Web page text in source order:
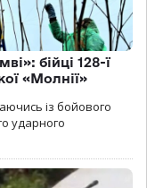
бійці 128-ї
«Молнії»
із бойового
ударного